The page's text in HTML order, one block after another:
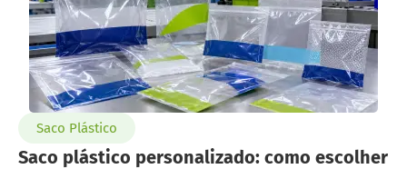
Saco Plástico
Saco plástico personalizado: como escolher